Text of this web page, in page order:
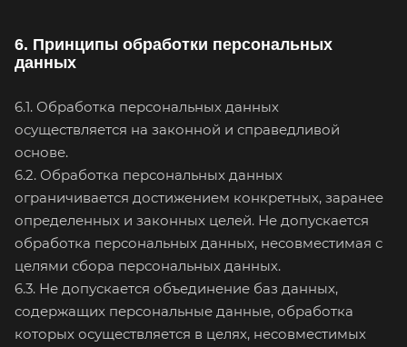
6. Принципы обработки персональных
данных
6.1. Обработка персональных данных
осуществляется на законной и справедливой
основе.
6.2. Обработка персональных данных
ограничивается достижением конкретных, заранее
определенных и законных целей. Не допускается
обработка персональных данных, несовместимая с
целями сбора персональных данных.
6.3. Не допускается объединение баз данных,
содержащих персональные данные, обработка
которых осуществляется в целях, несовместимых